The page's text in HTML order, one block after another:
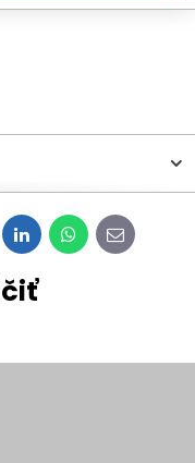
LinkedInWhatsApp
E-
mail